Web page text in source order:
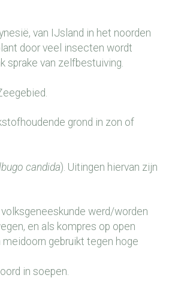
van IJsland in het noorden
door veel insecten wordt
sprake van zelfbestuiving.
grond in zon of
candida). Uitingen hiervan zijn
werd/worden
en als kompres op open
gebruikt tegen hoge
in soepen.